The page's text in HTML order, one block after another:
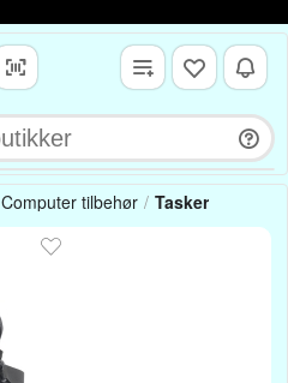
Computer tilbehør Tasker